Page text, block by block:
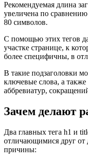
Рекомендуемая длина
увеличена по
80 символов.
С помощью этих тегов
участке странице, к
более специфичны, в
В такие подзаголовки
ключевые слова, а также
аббревиатур,
Зачем делают
Два главных тега h1 и
отличающимися друг от
причины: